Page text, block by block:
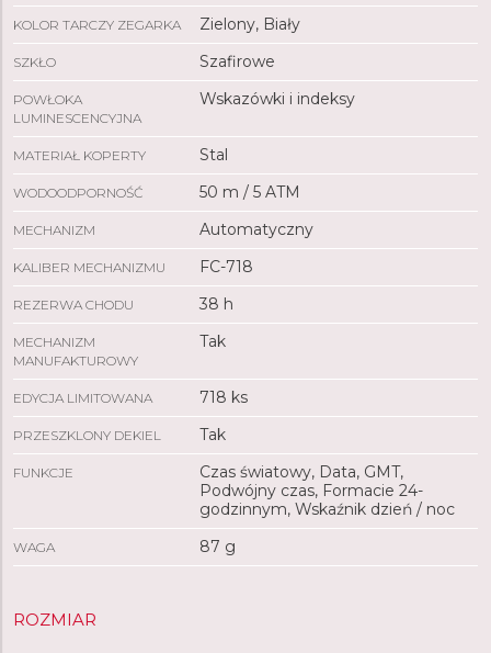
KOLOR TARCZY ZEGARKA Zielony, Biały
SZKŁO Szafirowe
POWŁOKA
LUMINESCENCYJNA
Wskazówki i indeksy
MATERIAŁ KOPERTY Stal
WODOODPORNOŚĆ 50 m / 5 ATM
MECHANIZM Automatyczny
KALIBER MECHANIZMU FC-718
REZERWA CHODU 38 h
MECHANIZM
MANUFAKTUROWY
Tak
EDYCJA LIMITOWANA 718 ks
PRZESZKLONY DEKIEL Tak
FUNKCJE
Czas światowy, Data, GMT,
Podwójny czas, Formacie 24-
godzinnym, Wskaźnik dzień / noc
WAGA 87 g
ROZMIAR